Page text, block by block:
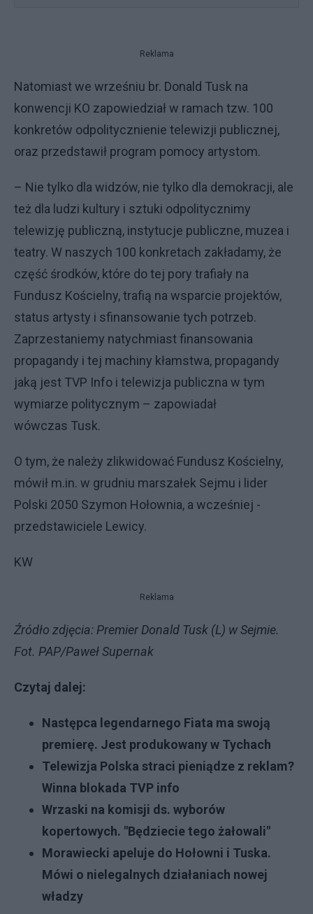
Reklama
Natomiast we wrześniu br. Donald Tusk na
konwencji KO zapowiedział w ramach tzw. 100
konkretów odpolitycznienie telewizji publicznej,
oraz przedstawił program pomocy artystom.
– Nie tylko dla widzów, nie tylko dla demokracji, ale
też dla ludzi kultury i sztuki odpolitycznimy
telewizję publiczną, instytucje publiczne, muzea i
teatry. W naszych 100 konkretach zakładamy, że
część środków, które do tej pory trafiały na
Fundusz Kościelny, trafią na wsparcie projektów,
status artysty i sfinansowanie tych potrzeb.
Zaprzestaniemy natychmiast finansowania
propagandy i tej machiny kłamstwa, propagandy
jaką jest TVP Info i telewizja publiczna w tym
wymiarze politycznym – zapowiadał
wówczas Tusk.
O tym, że należy zlikwidować Fundusz Kościelny,
mówił m.in. w grudniu marszałek Sejmu i lider
Polski 2050 Szymon Hołownia, a wcześniej -
przedstawiciele Lewicy.
KW
Reklama
Źródło zdjęcia: Premier Donald Tusk (L) w Sejmie.
Fot. PAP/Paweł Supernak
Czytaj dalej:
Następca legendarnego Fiata ma swoją
premierę. Jest produkowany w Tychach
Telewizja Polska straci pieniądze z reklam?
Winna blokada TVP info
Wrzaski na komisji ds. wyborów
kopertowych. "Będziecie tego żałowali"
Morawiecki apeluje do Hołowni i Tuska.
Mówi o nielegalnych działaniach nowej
władzy